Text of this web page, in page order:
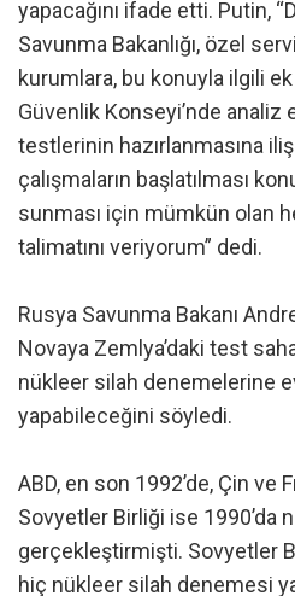
yapacağını ifade etti. Putin,
Savunma Bakanlığı, özel
kurumlara, bu konuyla ilgili
Güvenlik Konseyi’nde
testlerinin hazırlanmasına
çalışmaların başlatılması
sunması için mümkün olan
talimatını veriyorum” dedi.
Rusya Savunma Bakanı
Novaya Zemlya’daki test
nükleer silah denemelerine
yapabileceğini söyledi.
ABD, en son 1992’de, Çin ve
Sovyetler Birliği ise 1990’da
gerçekleştirmişti. Sovyetler
hiç nükleer silah denemesi